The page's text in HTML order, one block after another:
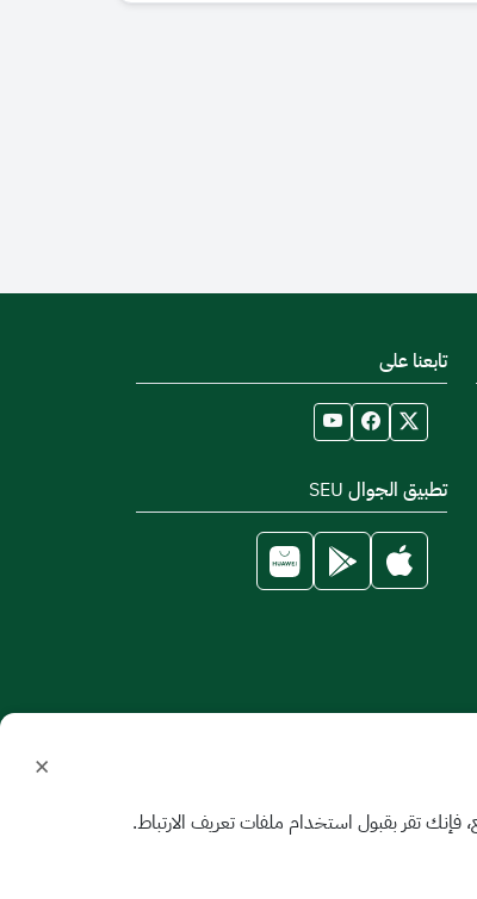
تابعنا على
تطبيق الجوال SEU
×
تقر بقبول استخدام ملفات تعريف الارتباط.